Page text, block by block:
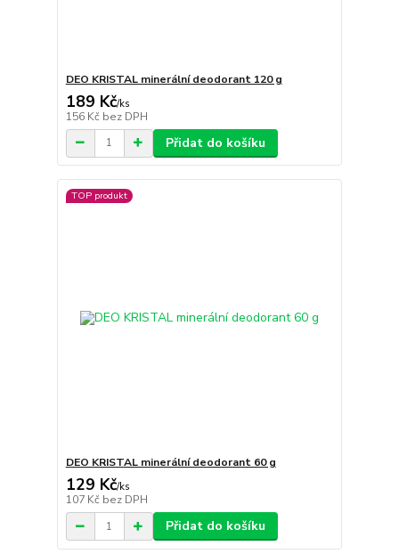
DEO KRISTAL minerální deodorant 120 g
189 Kč/ks
156 Kč bez DPH
Přidat do košíku
TOP produkt
DEO KRISTAL minerální deodorant 60 g
129 Kč/ks
107 Kč bez DPH
Přidat do košíku